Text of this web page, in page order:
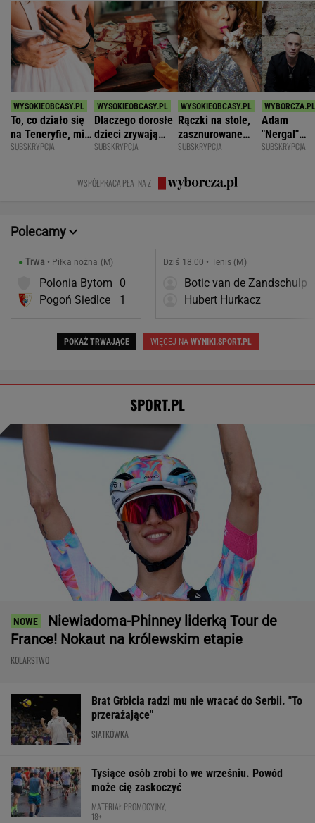
To, co działo się
na Teneryfie, mi
się należało. Nie
SUBSKRYPCJA
Dlaczego dorosłe
dzieci zrywają
kontakt z
SUBSKRYPCJA
Rączki na stole,
zasznurowane
usta. Byłam
dużej dyscyplinie
SUBSKRYPCJA
Adam
"Nergal"
Darski: Ja
SUBSKRYPCJA
WSPÓŁPRACA PŁATNA Z
Polecamy
●Trwa • Piłka nożna (M)
Polonia Bytom
0
Pogoń Siedlce
1
Dziś 18:00 • Tenis (M)
Botic van de Zandschulp
Hubert Hurkacz
POKAŻ TRWAJĄCE WIĘCEJ NA WYNIKI.SPORT.PL
SPORT.PL
Niewiadoma-Phinney liderką Tour de
France! Nokaut na królewskim etapie
KOLARSTWO
Brat Grbicia radzi mu nie wracać do Serbii. "To
przerażające"
SIATKÓWKA
Tysiące osób zrobi to we wrześniu. Powód
może cię zaskoczyć
MATERIAŁ PROMOCYJNY,
18+